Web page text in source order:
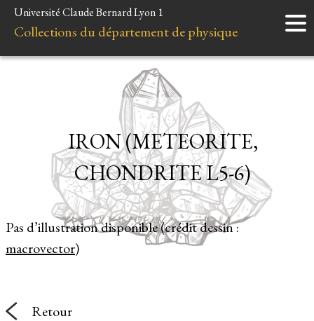
Accueil
Instruments
Liens et ressources
Université Claude Bernard Lyon 1
Collections du département de physique
Pas d’illustration disponible (crédit dessin :
macrovector)
IRON (METEORITE,
CHONDRITE L5-6)
Retour